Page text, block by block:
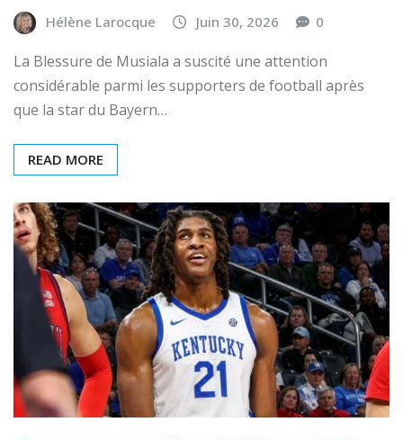
Hélène Larocque Juin 30, 2026 0
La Blessure de Musiala a suscité une attention
considérable parmi les supporters de football après
que la star du Bayern…
READ MORE